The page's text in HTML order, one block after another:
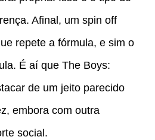
Afinal, um spin off
repete a fórmula, e sim o
É aí que The Boys:
de um jeito parecido
embora com outra
social.